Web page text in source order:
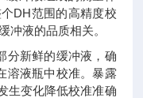
DH范围的高精度校
冲液的品质相关。
分新鲜的缓冲液，确
溶液瓶中校准。暴露
生变化降低校准准确